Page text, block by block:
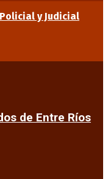
Policial y Judicial
de Entre Ríos